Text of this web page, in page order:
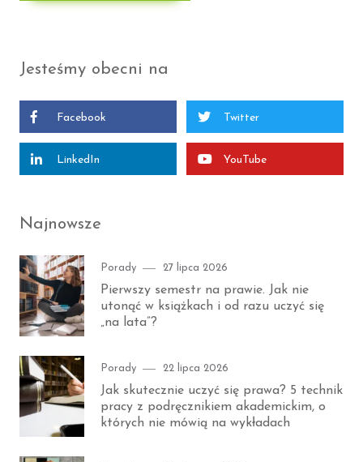
Jesteśmy obecni na
Facebook Twitter
LinkedIn YouTube
Najnowsze
Category
Porady
Posted
27 lipca 2026
Pierwszy semestr na prawie. Jak nie
utonąć w książkach i od razu uczyć się
„na lata”?
Category
Porady
Posted
22 lipca 2026
Jak skutecznie uczyć się prawa? 5 technik
pracy z podręcznikiem akademickim, o
których nie mówią na wykładach